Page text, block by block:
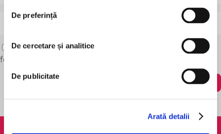
De preferință
De cercetare și analitice
De publicitate
Arată detalii
Save my name, email, and website in this browser
for the next time I comment.